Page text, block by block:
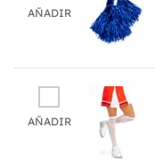
AÑADIR
AÑADIR